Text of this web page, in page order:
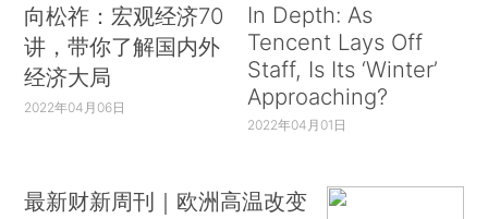
向松祚：宏观经济70
讲，带你了解国内外
经济大局
2022年04月06日
In Depth: As
Tencent Lays Off
Staff, Is Its ‘Winter’
Approaching?
2022年04月01日
最新财新周刊｜欧洲高温改变